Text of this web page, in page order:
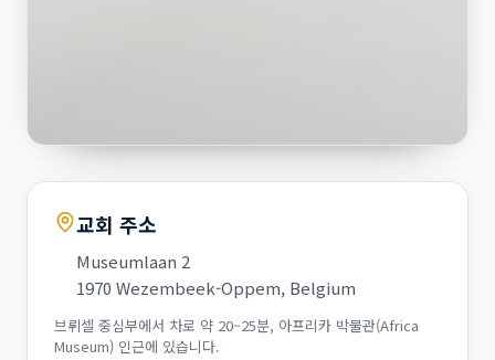
교회 주소
Museumlaan 2
1970 Wezembeek-Oppem, Belgium
브뤼셀 중심부에서 차로 약 20–25분, 아프리카 박물관(Africa
Museum) 인근에 있습니다.